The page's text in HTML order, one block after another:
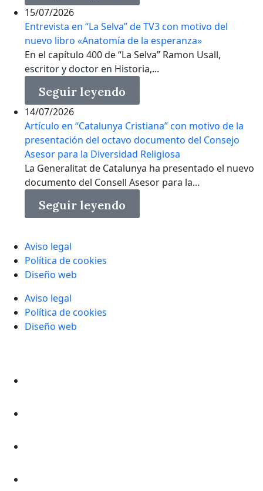
15/07/2026
Entrevista en “La Selva” de TV3 con motivo del
nuevo libro «Anatomía de la esperanza»
En el capítulo 400 de “La Selva” Ramon Usall,
escritor y doctor en Historia,...
Seguir leyendo
14/07/2026
Artículo en “Catalunya Cristiana” con motivo de la
presentación del octavo documento del Consejo
Asesor para la Diversidad Religiosa
La Generalitat de Catalunya ha presentado el nuevo
documento del Consell Asesor para la...
Seguir leyendo
Aviso legal
Política de cookies
Diseño web
Aviso legal
Política de cookies
Diseño web